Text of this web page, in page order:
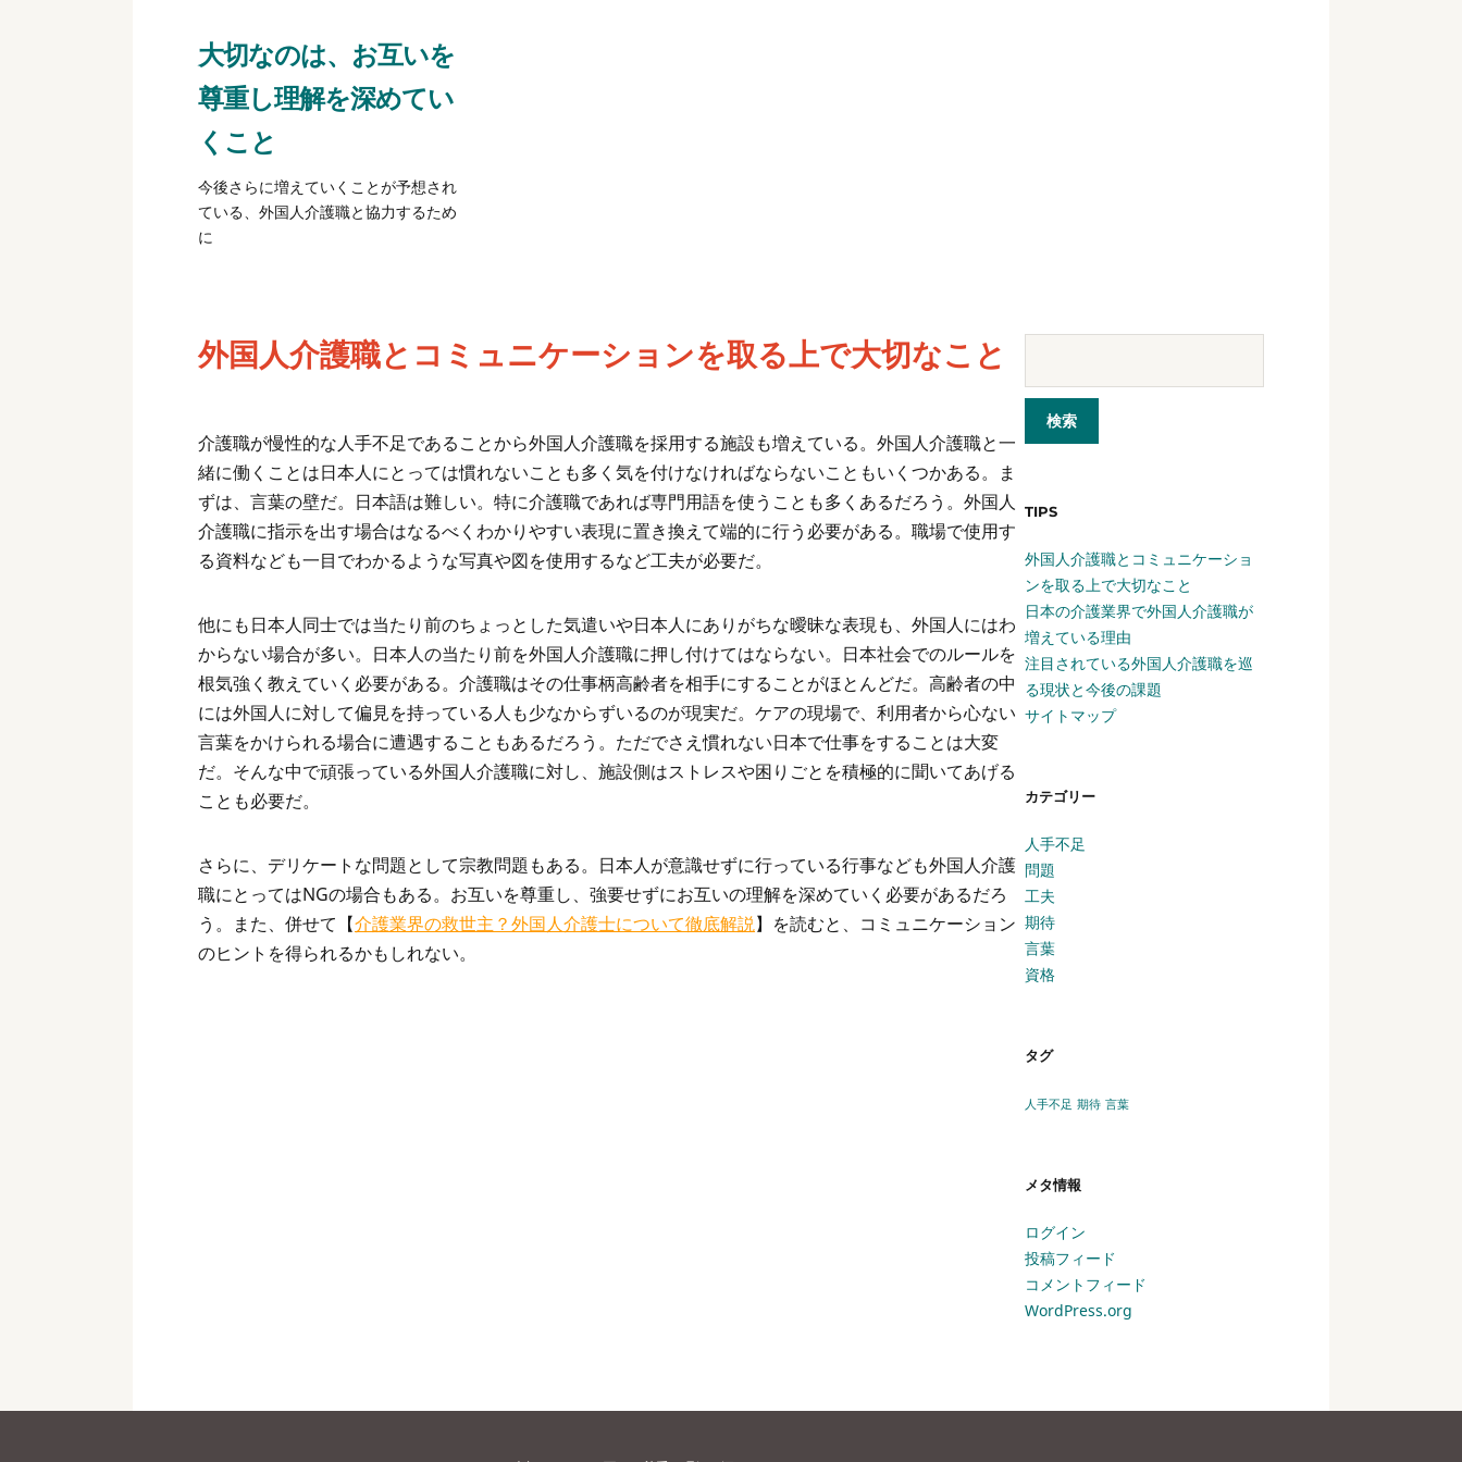
大切なのは、お互いを
尊重し理解を深めてい
くこと
今後さらに増えていくことが予想され
ている、外国人介護職と協力するため
に
外国人介護職とコミュニケーションを取る上で大切なこと
介護職が慢性的な人手不足であることから外国人介護職を採用する施設も増えている。外国人介護職と一
緒に働くことは日本人にとっては慣れないことも多く気を付けなければならないこともいくつかある。ま
ずは、言葉の壁だ。日本語は難しい。特に介護職であれば専門用語を使うことも多くあるだろう。外国人
介護職に指示を出す場合はなるべくわかりやすい表現に置き換えて端的に行う必要がある。職場で使用す
る資料なども一目でわかるような写真や図を使用するなど工夫が必要だ。
他にも日本人同士では当たり前のちょっとした気遣いや日本人にありがちな曖昧な表現も、外国人にはわ
からない場合が多い。日本人の当たり前を外国人介護職に押し付けてはならない。日本社会でのルールを
根気強く教えていく必要がある。介護職はその仕事柄高齢者を相手にすることがほとんどだ。高齢者の中
には外国人に対して偏見を持っている人も少なからずいるのが現実だ。ケアの現場で、利用者から心ない
言葉をかけられる場合に遭遇することもあるだろう。ただでさえ慣れない日本で仕事をすることは大変
だ。そんな中で頑張っている外国人介護職に対し、施設側はストレスや困りごとを積極的に聞いてあげる
ことも必要だ。
さらに、デリケートな問題として宗教問題もある。日本人が意識せずに行っている行事なども外国人介護
職にとってはNGの場合もある。お互いを尊重し、強要せずにお互いの理解を深めていく必要があるだろ
う。また、併せて【介護業界の救世主？外国人介護士について徹底解説】を読むと、コミュニケーション
のヒントを得られるかもしれない。
TIPS
外国人介護職とコミュニケーショ
ンを取る上で大切なこと
日本の介護業界で外国人介護職が
増えている理由
注目されている外国人介護職を巡
る現状と今後の課題
サイトマップ
カテゴリー
人手不足
問題
工夫
期待
言葉
資格
タグ
人手不足 期待 言葉
メタ情報
ログイン
投稿フィード
コメントフィード
WordPress.org